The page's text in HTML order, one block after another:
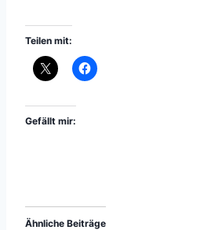
Teilen mit:
Gefällt mir:
Ähnliche Beiträge